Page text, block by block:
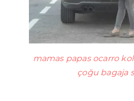
mamas papas ocarro
çoğu bagaja